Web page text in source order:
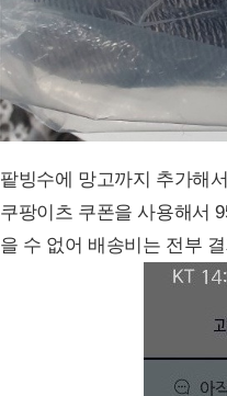
팥빙수에 망고까지 추가해
쿠팡이츠 쿠폰을 사용해서
을 수 없어 배송비는 전부